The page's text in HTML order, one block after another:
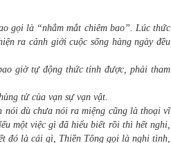
gọi là “nhắm mắt chiêm bao”. Lúc thức
ra cảnh giới cuộc sống hàng ngày đều
giờ tự động thức tỉnh được, phải tham
tử của vạn sự vạn vật.
nói dù chưa nói ra miệng cũng là thoại vĩ
một việc gì đã hiểu biết rồi thì hết nghi,
đó là cái gì, Thiền Tông gọi là nghi tình,